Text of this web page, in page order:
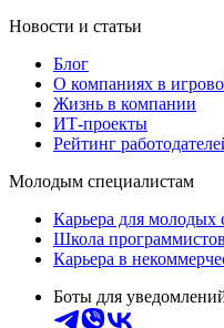
Новости и статьи
Блог
О компаниях в
Жизнь в компании
ИТ-проекты
Рейтинг
Молодым специалистам
Карьера для молодых
Школа программистов
Карьера в
Боты для